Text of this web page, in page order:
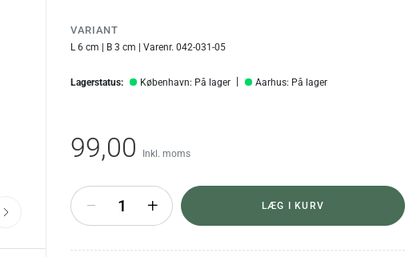
VARIANT
L 6 cm | B 3 cm | Varenr. 042-031-05
Lagerstatus: København: På lager Aarhus: På lager
99,00 Inkl. moms
+ LÆG I KURV